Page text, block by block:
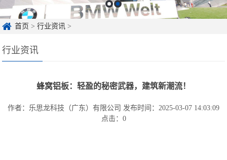
首页 >行业资讯 >
行业资讯
蜂窝铝板：轻盈的秘密武器，建筑新潮流！
作者：乐思龙科技（广东）有限公司 发布时间：2025-03-07 14:03:09
点击： 0